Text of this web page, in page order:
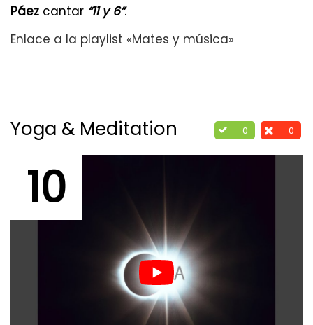
Páez cantar “11 y 6”.
Enlace a la playlist «Mates y música»
0 0
Yoga & Meditation
10